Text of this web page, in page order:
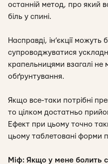
останній метод, про який
біль у спині.
Насправді, ін’єкції можуть
супроводжуватися
крапельницями взагалі не
обґрунтування.
Якщо все-таки потрібні
то цілком достатньо
Ефект при цьому точно
цьому таблетовані форми
Міф: Якщо у мене болить